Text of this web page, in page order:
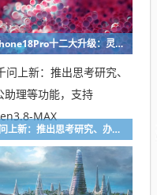
iPhone18Pro十二大升级：灵动岛首次缩小、首次2nm芯片
千问上新：推出思考研究、办公助理等功能，支持Qwen3.8-MAX